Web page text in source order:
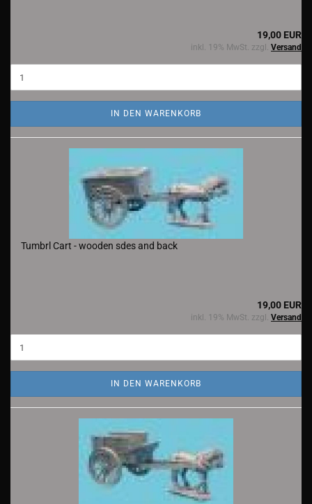
19,00 EUR
inkl. 19% MwSt. zzgl. Versand
IN DEN WARENKORB
Tumbrl Cart - wooden sdes and back
19,00 EUR
inkl. 19% MwSt. zzgl. Versand
IN DEN WARENKORB